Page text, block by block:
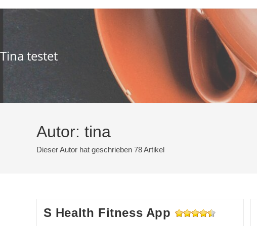
springen
Tina testet
Autor: tina
Dieser Autor hat geschrieben 78 Artikel
S Health Fitness App